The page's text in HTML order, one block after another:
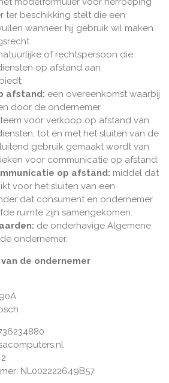
ter beschikking stelt die een
wanneer hij gebruik wil maken
of rechtspersoon die
op afstand aan
afstand: een overeenkomst waarbij
door de ondernemer
voor verkoop op afstand van
tot en met het sluiten van de
gebruik gemaakt wordt van
voor communicatie op afstand;
op afstand: middel dat
voor het sluiten van een
dat consument en ondernemer
ruimte zijn samengekomen.
de onderhavige Algemene
ondernemer.
de ondernemer
NL002222649B57